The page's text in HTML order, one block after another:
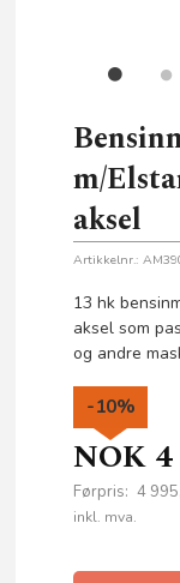
m/
aksel
Artikkelnr.:
13 hk
aksel som
og andre
NOK
Førpris: 4
Rabatt
-10%
inkl. mva.